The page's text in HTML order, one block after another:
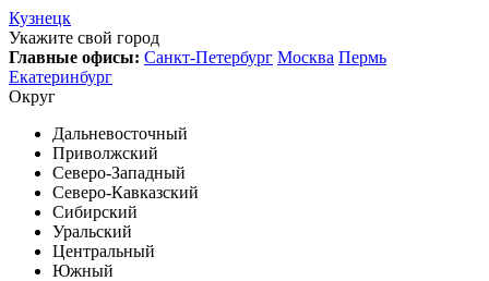
Кузнецк
Укажите свой город
Главные офисы: Санкт-Петербург Москва Пермь
Екатеринбург
Округ
Дальневосточный
Приволжский
Северо-Западный
Северо-Кавказский
Сибирский
Уральский
Центральный
Южный